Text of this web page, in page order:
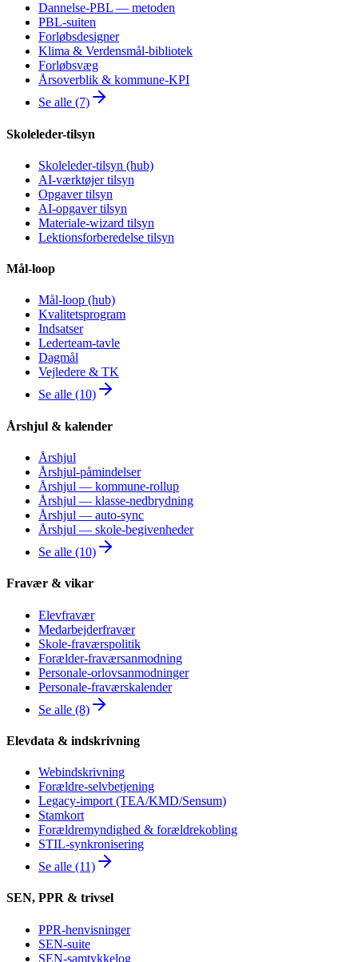
Dannelse-PBL — metoden
PBL-suiten
Forløbsdesigner
Klima & Verdensmål-bibliotek
Forløbsvæg
Årsoverblik & kommune-KPI
Se alle (7)
Skoleleder-tilsyn
Skoleleder-tilsyn (hub)
AI-værktøjer tilsyn
Opgaver tilsyn
AI-opgaver tilsyn
Materiale-wizard tilsyn
Lektionsforberedelse tilsyn
Mål-loop
Mål-loop (hub)
Kvalitetsprogram
Indsatser
Lederteam-tavle
Dagmål
Vejledere & TK
Se alle (10)
Årshjul & kalender
Årshjul
Årshjul-påmindelser
Årshjul — kommune-rollup
Årshjul — klasse-nedbrydning
Årshjul — auto-sync
Årshjul — skole-begivenheder
Se alle (10)
Fravær & vikar
Elevfravær
Medarbejderfravær
Skole-fraværspolitik
Forælder-fraværsanmodning
Personale-orlovsanmodninger
Personale-fraværskalender
Se alle (8)
Elevdata & indskrivning
Webindskrivning
Forældre-selvbetjening
Legacy-import (TEA/KMD/Sensum)
Stamkort
Forældremyndighed & forældrekobling
STIL-synkronisering
Se alle (11)
SEN, PPR & trivsel
PPR-henvisninger
SEN-suite
SEN-samtykkelog